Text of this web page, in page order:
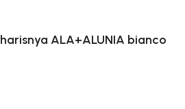
ALA+ALUNIA bianco